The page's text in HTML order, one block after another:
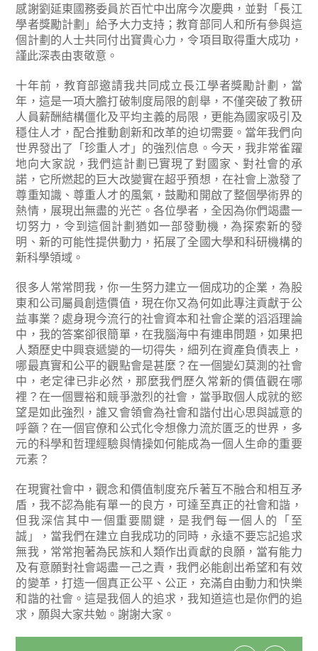
感謝劉延東國務委員於百忙中出席今次慶典，並對「長江
學者獎勵計劃」給予大力支持；教育部同人和所有參與這
個計劃的人士共同付出寶貴心力，令項目取得重大成功，
謹此深表由衷敬意。
十年前，教育部邀請我共同成立長江學者獎勵計劃，當
年，這是一項大膽打破制度局限的創舉，不僅突破了教研
人員薪酬結構僵化及平均主義的局限，更能為國家吸引及
穩住人才，配合推動創新和改革的迫切需要。當年我們向
世界發出了「珍重人才」的強烈信息。今天，我非常雀躍
地向大家說，我們這計劃已實現了對國家、對社會的承
諾，它所燃起的巨大改變實在超乎預想，在社會上激發了
尊重知識、尊重人才的風氣，鼓勵和開啟了整個學術界的
熱情，展現出無盡的光芒。各位學者，全因為你們竭盡一
切努力，令到這個計劃猶如一部發動機，為探索新的發
明、新的可能性提供動力，拓展了全國大學和科研機構的
新科學領域。
很多人常常問我，你一生努力建立一個成功的企業，為股
東和公司屬員創造價值，現在你又為何如此專注貢獻于公
益事業？處身現今流行的社會資本和社會企業的滔滔理論
中，我的答案卻很簡單，在我腦海中有連串問題，如果把
人類歷史中興衰遞變的一切得失，細列在資產負債表上，
哪最真實和公平的觀點會是甚麼？在一個變幻莫測的社會
中，老定律已非必然，那麼我們歷久常新的價值觀在哪
裡？在一個豐裕和競爭激烈的社會，當爭取個人成就的慾
望是如此強烈，誰又會領會為社會和諧付出心思與誠意的
呼籲？在一個官僚和公式化令想像力流於匱乏的世界，多
元的科學和哲理經驗與情操如何能成為一個人生命的重要
元素？
在現實社會中，觀念和價值制度充斥著互不融合和相互矛
盾，我不認為能有單一的良方，可達至真正的社會和諧，
但我深信其中一個重要關鍵，是我們每一個人的「至
誠」，當我們在建立自我成功的同時，永遠不要忘記追求
無我，常常抱著為民族和人類作出貢獻的良願，當有能力
及有意願對社會竭盡一己之責，我們必能創出希望和有效
的變革，打造一個真正公平、公正，充滿自由動力和快樂
和諧的社會。這是我個人的追求，我知道這也是你們的追
求，願與大家共勉。謝謝大家。